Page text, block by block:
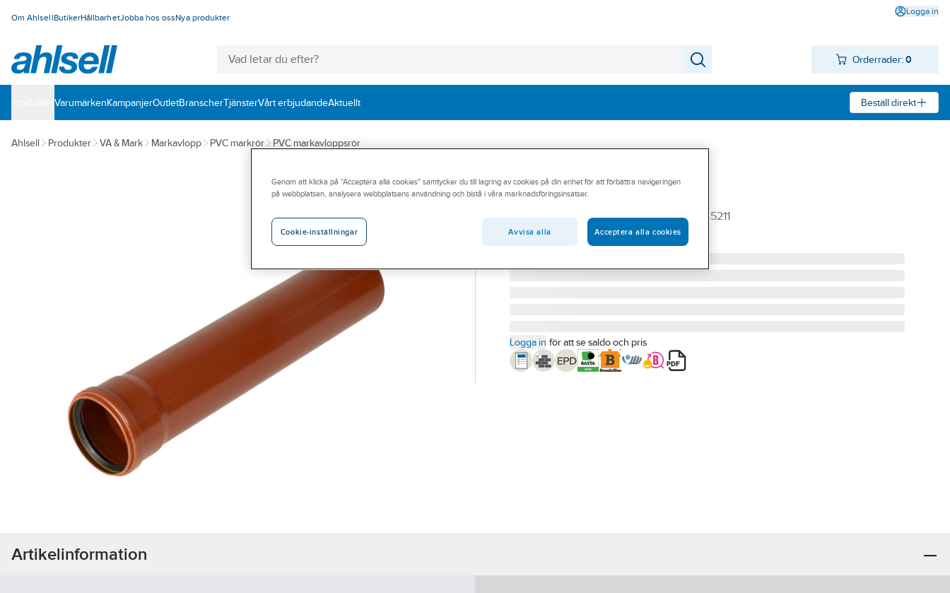
Om AhlsellButikerHållbarhetJobba hos ossNya produkter
Logga in
Orderrader: 0
VarumärkenKampanjerOutletBranscherTjänsterVårt erbjudandeAktuellt Beställ direkt
Ahlsell Produkter VA & Mark Markavlopp PVC markrör PVC markavloppsrör
PIPELIFE
Markavloppsrör PVC
110x6M PVC MARKRÖR SN8 EN1401 PBB.5211
Artikelnummer:
2350007
70000000
Logga in för att se saldo och pris
Artikelinformation
Genom att klicka på "Acceptera alla cookies" samtycker du till lagring av cookies på din enhet för att förbättra navigeringen
på webbplatsen, analysera webbplatsens användning och bistå i våra marknadsföringsinsatser.
Cookie-inställningar Avvisa alla Acceptera alla cookies